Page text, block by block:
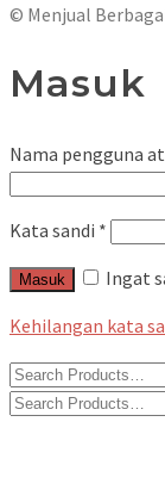
© Menjual
Masuk
Nama pengguna
Kata sandi *
Masuk
Ingat
Kehilangan kata
Search
for:
Search